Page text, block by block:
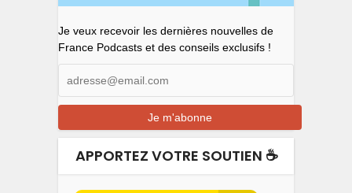
Je veux recevoir les dernières nouvelles de
France Podcasts et des conseils exclusifs !
APPORTEZ VOTRE SOUTIEN ☕️